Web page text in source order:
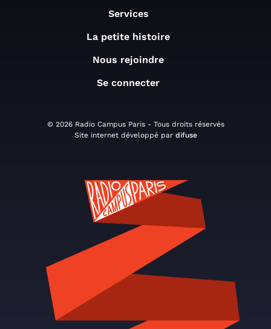
Services
La petite histoire
Nous rejoindre
Se connecter
© 2026 Radio Campus Paris - Tous droits réservés
Site internet développé par difuse